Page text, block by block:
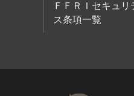
ＦＦＲＩセキュ
ス条項一覧